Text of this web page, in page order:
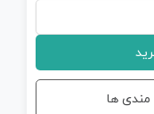
مندی ها